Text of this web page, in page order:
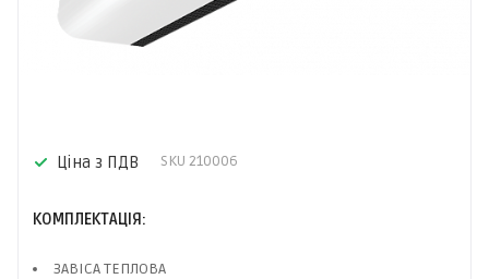
Ціна з ПДВ SKU 210006
КОМПЛЕКТАЦІЯ:
ЗАВІСА ТЕПЛОВА